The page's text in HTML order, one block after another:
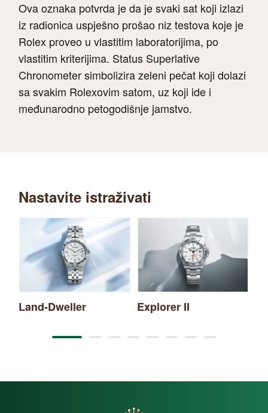
Ova oznaka potvrda je da je svaki sat koji izlazi
iz radionica uspješno prošao niz testova koje je
Rolex proveo u vlastitim laboratorijima, po
vlastitim kriterijima. Status Superlative
Chronometer simbolizira zeleni pečat koji dolazi
sa svakim Rolexovim satom, uz koji ide i
međunarodno petogodišnje jamstvo.
Nastavite istraživati
Land-Dweller Explorer II